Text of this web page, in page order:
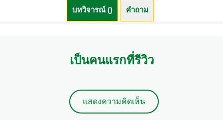
บทวิจารณ์ () คำถาม
เป็นคนแรกที่รีวิว
แสดงความคิดเห็น